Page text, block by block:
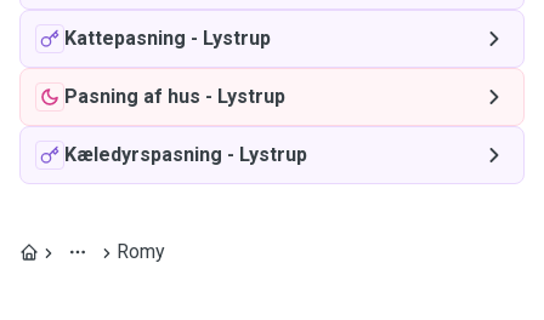
Kattepasning - Lystrup
Pasning af hus - Lystrup
Kæledyrspasning - Lystrup
Romy